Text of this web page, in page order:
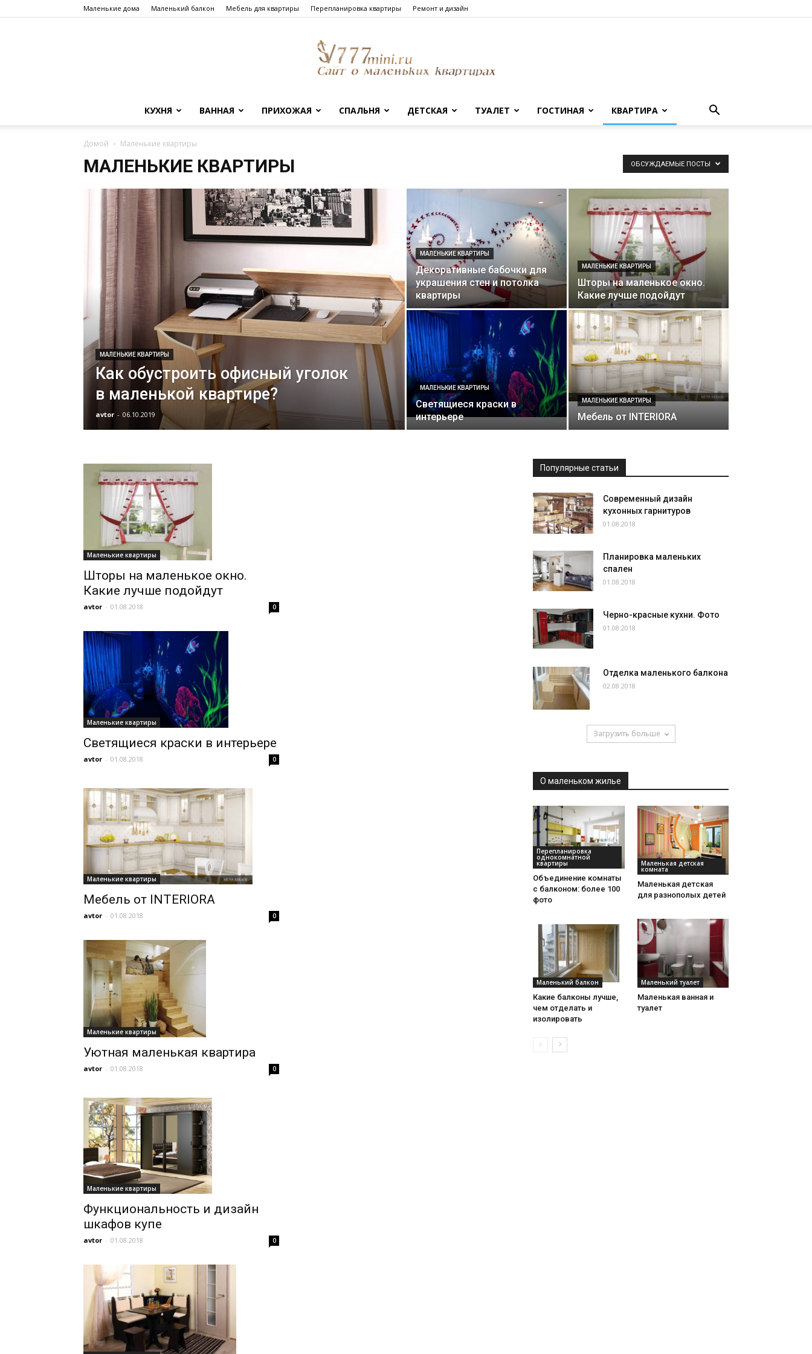
Маленькие дома Маленький балкон Мебель для квартиры Перепланировка квартиры Ремонт и дизайн
Сайт
маленьких
квартирах
и
КУХНЯ ВАННАЯ ПРИХОЖАЯ СПАЛЬНЯ ДЕТСКАЯ ТУАЛЕТ ГОСТИНАЯ КВАРТИРА
Домой Маленькие квартиры
МАЛЕНЬКИЕ КВАРТИРЫ ОБСУЖДАЕМЫЕ ПОСТЫ
МАЛЕНЬКИЕ КВАРТИРЫ
Как обустроить офисный уголок
в маленькой квартире?
avtor - 06.10.2019
МАЛЕНЬКИЕ КВАРТИРЫ
Декоративные бабочки для
украшения стен и потолка
квартиры
МАЛЕНЬКИЕ КВАРТИРЫ
Шторы на маленькое окно.
Какие лучше подойдут
МАЛЕНЬКИЕ КВАРТИРЫ
Светящиеся краски в
интерьере
МАЛЕНЬКИЕ КВАРТИРЫ
Мебель от INTERIORA
Маленькие квартиры
Шторы на маленькое окно.
Какие лучше подойдут
avtor - 01.08.2018 0
Маленькие квартиры
Светящиеся краски в интерьере
avtor - 01.08.2018 0
Маленькие квартиры
Мебель от INTERIORA
avtor - 01.08.2018 0
Маленькие квартиры
Уютная маленькая квартира
avtor - 01.08.2018 0
Маленькие квартиры
Функциональность и дизайн
шкафов купе
avtor - 01.08.2018 0
Популярные статьи
Современный дизайн
кухонных гарнитуров
01.08.2018
Планировка маленьких
спален
01.08.2018
Черно-красные кухни. Фото
01.08.2018
Отделка маленького балкона
02.08.2018
Загрузить больше
О маленьком жилье
Перепланировка
однокомнатной
квартиры
Объединение комнаты
с балконом: более 100
фото
Маленькая детская
комната
Маленькая детская
для разнополых детей
Маленький балкон
Какие балконы лучше,
чем отделать и
изолировать
Маленький туалет
Маленькая ванная и
туалет